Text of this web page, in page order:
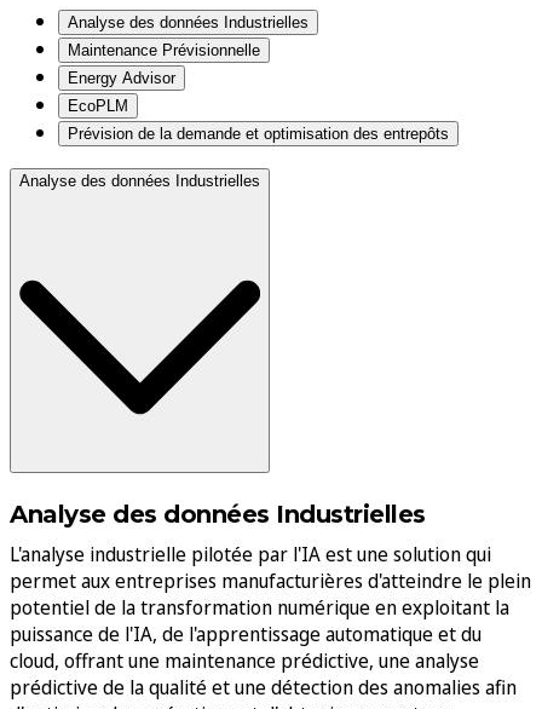
Analyse des données Industrielles
Maintenance Prévisionnelle
Energy Advisor
EcoPLM
Prévision de la demande et optimisation des entrepôts
Analyse des données Industrielles
Analyse des données Industrielles
L'analyse industrielle pilotée par l'IA est une solution qui
permet aux entreprises manufacturières d'atteindre le plein
potentiel de la transformation numérique en exploitant la
puissance de l'IA, de l'apprentissage automatique et du
cloud, offrant une maintenance prédictive, une analyse
prédictive de la qualité et une détection des anomalies afin